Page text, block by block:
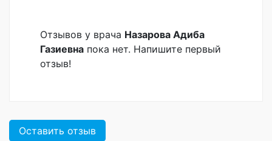
Отзывов у врача Назарова Адиба
Газиевна пока нет. Напишите первый
отзыв!
Оставить отзыв